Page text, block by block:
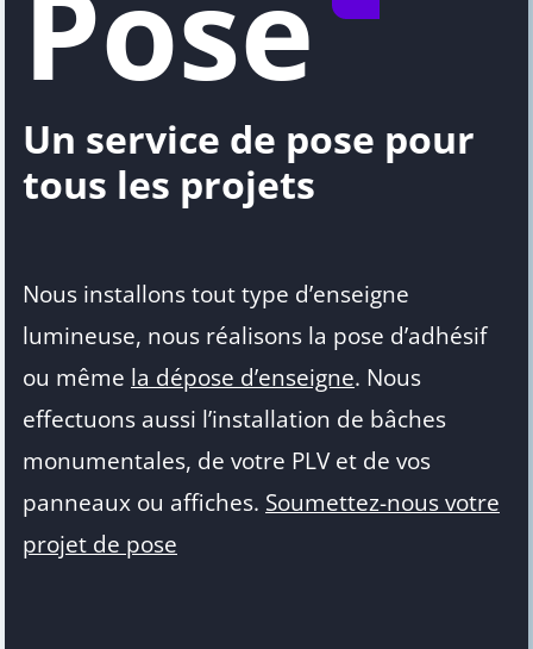
Un service de pose pour
tous les projets
Nous installons tout type d’enseigne
lumineuse, nous réalisons la pose d’adhésif
ou même la dépose d’enseigne. Nous
effectuons aussi l’installation de bâches
monumentales, de votre PLV et de vos
panneaux ou affiches. Soumettez-nous votre
projet de pose